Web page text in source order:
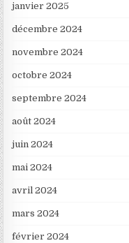
janvier 2025
décembre 2024
novembre 2024
octobre 2024
septembre 2024
août 2024
juin 2024
mai 2024
avril 2024
mars 2024
février 2024